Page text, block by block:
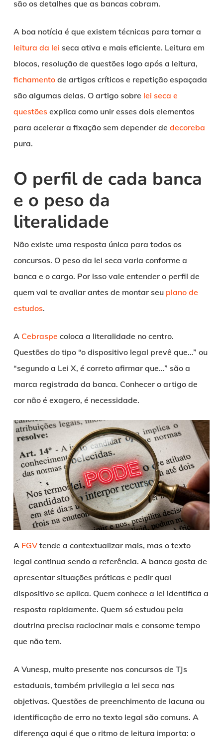
são os detalhes que as bancas cobram.
A boa notícia é que existem técnicas para tornar a
leitura da lei seca ativa e mais eficiente. Leitura em
blocos, resolução de questões logo após a leitura,
fichamentode artigos críticos e repetição espaçada
são algumas delas. O artigo sobre lei seca e
questõesexplica como unir esses dois elementos
para acelerar a fixação sem depender de decoreba
pura.
O perfil de cada banca
e o peso da
literalidade
Não existe uma resposta única para todos os
concursos. O peso da lei seca varia conforme a
banca e o cargo. Por isso vale entender o perfil de
quem vai te avaliar antes de montar seu plano de
estudos.
A Cebraspe coloca a literalidade no centro.
Questões do tipo “o dispositivo legal prevê que…” ou
“segundo a Lei X, é correto afirmar que…” são a
marca registrada da banca. Conhecer o artigo de
cor não é exagero, é necessidade.
A FGVtende a contextualizar mais, mas o texto
legal continua sendo a referência. A banca gosta de
apresentar situações práticas e pedir qual
dispositivo se aplica. Quem conhece a lei identifica a
resposta rapidamente. Quem só estudou pela
doutrina precisa raciocinar mais e consome tempo
que não tem.
A Vunesp, muito presente nos concursos de TJs
estaduais, também privilegia a lei seca nas
objetivas. Questões de preenchimento de lacuna ou
identificação de erro no texto legal são comuns. A
diferença aqui é que o ritmo de leitura importa: o